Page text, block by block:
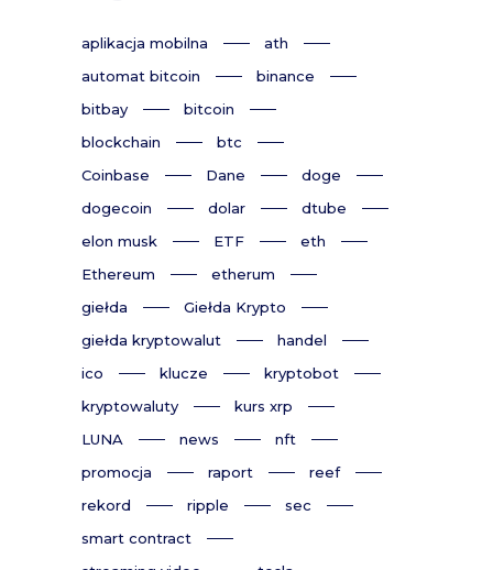
aplikacja mobilna
ath
automat bitcoin
binance
bitbay
bitcoin
blockchain
btc
Coinbase
Dane
doge
dogecoin
dolar
dtube
elon musk
ETF
eth
Ethereum
etherum
giełda
Giełda Krypto
giełda kryptowalut
handel
ico
klucze
kryptobot
kryptowaluty
kurs xrp
LUNA
news
nft
promocja
raport
reef
rekord
ripple
sec
smart contract